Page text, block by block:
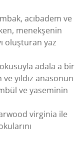
acıbadem ve
menekşenin
oluşturan yaz
adala a bir
yıldız anasonun
ve yaseminin
virginia ile